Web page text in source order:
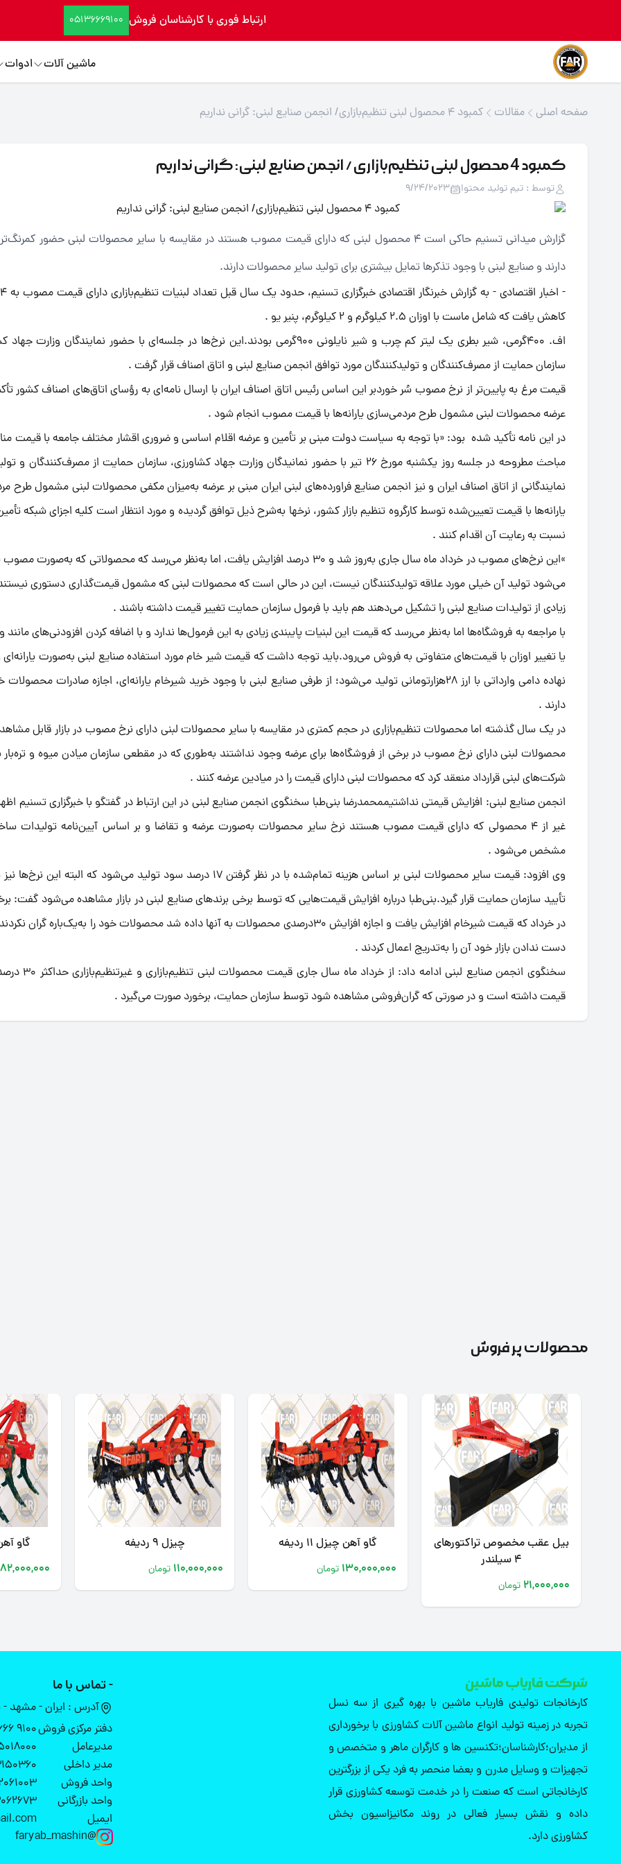
ارتباط فوری با کارشناسان فروش 05136669100
ماشین آلات ادوات
صفحه اصلی مقالات کمبود 4 محصول لبنی تنظیم‌بازاری/ انجمن صنایع لبنی: گرانی نداریم
کمبود 4 محصول لبنی تنظیم‌بازاری/ انجمن صنایع لبنی: گرانی نداریم
توسط : تیم تولید محتوا 9/24/2023
گزارش میدانی تسنیم حاکی است 4 محصول لبنی که دارای قیمت مصوب هستند در مقایسه با سایر محصولات لبنی حضور
دارند و صنایع لبنی با وجود تذکر‌ها تمایل بیشتری برای تولید سایر محصولات دارند.
کاهش یافت که شامل ماست با اوزان 2.5 کیلوگرم و 2 کیلوگرم، پنیر یو .
اف. 400گرمی، شیر بطری یک لیتر کم چرب و شیر نایلونی 900گرمی بودند.این نرخ‌ها در جلسه‌ای با حضور نمایندگان
سازمان حمایت از مصرف‌کنندگان و تولیدکنندگان مورد توافق انجمن صنایع لبنی و اتاق اصناف قرار گرفت .
قیمت مرغ به پایین‌تر از نرخ مصوب سُر خوردبر این اساس رئیس اتاق اصناف ایران با ارسال نامه‌ای به رؤسای اتاق‌های اصناف کشور
عرضه محصولات لبنی مشمول طرح مردمی‌سازی یارانه‌ها با قیمت مصوب انجام شود .
در این نامه تأکید شده بود: «با توجه به سیاست دولت مبنی بر تأمین و عرضه اقلام اساسی و ضروری اقشار مختلف جامعه با قیمت
مباحث مطروحه در جلسه روز یکشنبه مورخ 26 تیر با حضور نمانیدگان وزارت جهاد کشاورزی، سازمان حمایت از مصرف‌کنندگان و
نمایندگانی از اتاق اصناف ایران و نیز انجمن صنایع فراورده‌های لبنی ایران مبنی بر عرضه به‌میزان مکفی محصولات لبنی مشمول طرح
یارانه‌ها با قیمت تعیین‌شده توسط کارگروه تنظیم بازار کشور، نرخها به‌شرح ذیل توافق گردیده و مورد انتظار است کلیه اجزای شبکه
نسبت به رعایت آن اقدام کنند .
»این نرخ‌های مصوب در خرداد ماه سال جاری به‌روز شد و 30 درصد افزایش یافت، اما به‌نظر می‌رسد که محصولاتی که
می‌شود تولید آن خیلی مورد علاقه تولیدکنندگان نیست، این در حالی است که محصولات لبنی که مشمول قیمت‌گذاری دستوری
زیادی از تولیدات صنایع لبنی را تشکیل می‌دهند هم باید با فرمول سازمان حمایت تغییر قیمت داشته باشند .
با مراجعه به فروشگاه‌ها اما به‌نظر می‌رسد که قیمت این لبنیات پایبندی زیادی به این فرمول‌ها ندارد و با اضافه کردن افزودنی‌های مانند
یا تغییر اوزان با قیمت‌های متفاوتی به فروش می‌رود.باید توجه داشت که قیمت شیر خام مورد استفاده صنایع لبنی به‌صورت یارانه‌ای
نهاده دامی وارداتی با ارز 28هزارتومانی تولید می‌شود؛ از طرفی صنایع لبنی با وجود خرید شیرخام یارانه‌ای، اجازه صادرات
دارند .
در یک سال گذشته اما محصولات تنظیم‌بازاری در حجم کمتری در مقایسه با سایر محصولات لبنی دارای نرخ مصوب در بازار قابل
محصولات لبنی دارای نرخ مصوب در برخی از فروشگاه‌ها برای عرضه وجود نداشتند به‌طوری که در مقطعی سازمان میادن میوه و تره‌بار
شرکت‌های لبنی قرارداد منعقد کرد که محصولات لبنی دارای قیمت را در میادین عرضه کنند .
انجمن صنایع لبنی: افزایش قیمتی نداشتیممحمدرضا بنی‌طبا سخنگوی انجمن صنایع لبنی در این ارتباط در گفتگو با خبرگزاری تسنیم
غیر از 4 محصولی که دارای قیمت مصوب هستند نرخ سایر محصولات به‌صورت عرضه و تقاضا و بر اساس آیین‌نامه تولیدات
مشخص می‌شود .
وی افزود: قیمت سایر محصولات لبنی بر اساس هزینه تمام‌شده با در نظر گرفتن 17 درصد سود تولید می‌شود که البته
تأیید سازمان حمایت قرار گیرد.بنی‌طبا درباره افزایش قیمت‌هایی که توسط برخی برندهای صنایع لبنی در بازار مشاهده می‌شود گفت:
در خرداد که قیمت شیرخام افزایش یافت و اجازه افزایش 30درصدی محصولات به آنها داده شد محصولات خود را به‌یک‌باره گران
دست ندادن بازار خود آن را به‌تدریج اعمال کردند .
سخنگوی انجمن صنایع لبنی ادامه داد:
قیمت داشته است و در صورتی که گران‌فروشی مشاهده شود توسط سازمان حمایت، برخورد صورت می‌گیرد .
محصولات پر فروش
بیل عقب مخصوص تراکتورهای
4 سیلندر
21,000,000 تومان
گاو آهن چیزل 11 ردیفه
130,000,000 تومان
چیزل 9 ردیفه
110,000,000 تومان
گاو آهن
82,000,000
شرکت فاریاب ماشین
کارخانجات تولیدی فاریاب ماشین با بهره گیری از سه نسل
تجربه در زمینه تولید انواع ماشین آلات کشاورزی با برخورداری
از مدیران؛کارشناسان؛تکنسین ها و کارگران ماهر و متخصص و
تجهیزات و وسایل مدرن و بعضا منحصر به فرد یکی از بزرگترین
کارخانجاتی است که صنعت را در خدمت توسعه کشاورزی قرار
داده و نقش بسیار فعالی در روند مکانیزاسیون بخش
کشاورزی دارد.
- تماس با ما
آدرس : ایران - مشهد - بزرگراه پیامبر
دفتر مرکزی فروش9100 666 3 051 (20خط)
مدیرعامل
مدیر داخلی
واحد فروش
واحد بازرگانی
ایمیل
@faryab_mashin